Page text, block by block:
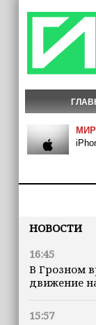
МИР
НОВОСТИ
16:45
В Грозном
движение
15:57